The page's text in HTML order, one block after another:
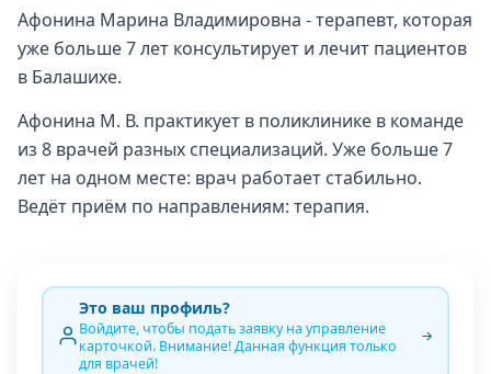
Афонина Марина Владимировна - терапевт, которая
уже больше 7 лет консультирует и лечит пациентов
в Балашихе.
Афонина М. В. практикует в поликлинике в команде
из 8 врачей разных специализаций. Уже больше 7
лет на одном месте: врач работает стабильно.
Ведёт приём по направлениям: терапия.
Это ваш профиль?
Войдите, чтобы подать заявку на управление
карточкой. Внимание! Данная функция только
для врачей!